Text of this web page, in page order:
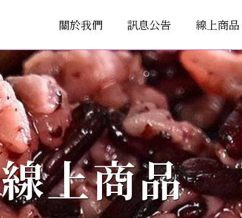
關於我們 訊息公告 線上商品
線上商品